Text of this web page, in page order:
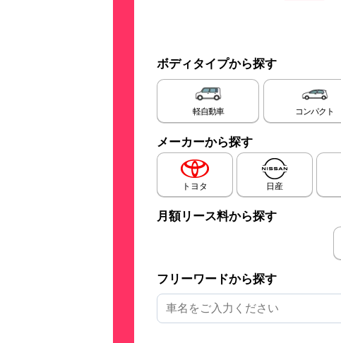
ボディタイプから探す
軽自動車 コンパクト
メーカーから探す
トヨタ 日産
月額リース料から探す
フリーワードから探す